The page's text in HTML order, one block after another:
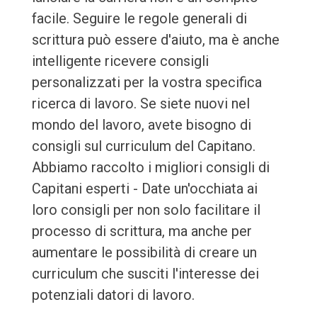
facile. Seguire le regole generali di
scrittura può essere d'aiuto, ma è anche
intelligente ricevere consigli
personalizzati per la vostra specifica
ricerca di lavoro. Se siete nuovi nel
mondo del lavoro, avete bisogno di
consigli sul curriculum del Capitano.
Abbiamo raccolto i migliori consigli di
Capitani esperti - Date un'occhiata ai
loro consigli per non solo facilitare il
processo di scrittura, ma anche per
aumentare le possibilità di creare un
curriculum che susciti l'interesse dei
potenziali datori di lavoro.